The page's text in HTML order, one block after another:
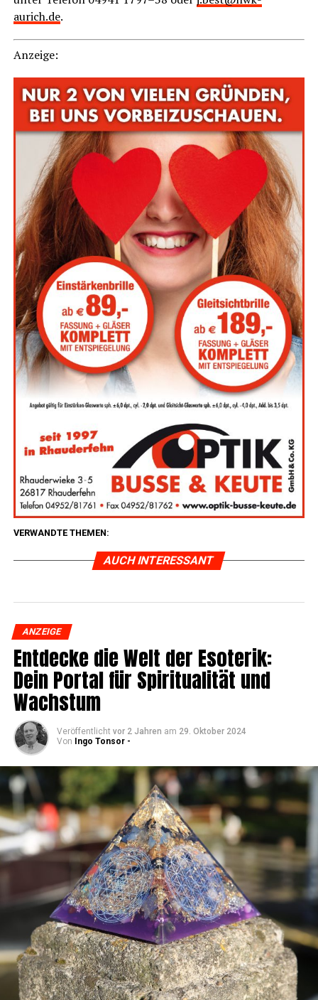
aurich.de.
Anzei­ge:
VERWANDTE THEMEN:
AUCH INTERESSANT
ANZEIGE
Ent­de­cke die Welt der Eso­te­rik:
Dein Por­tal für Spi­ri­tua­li­tät und
Wachstum
Veröffentlicht vor 2 Jahren am 29. Oktober 2024
Von Ingo Tonsor -